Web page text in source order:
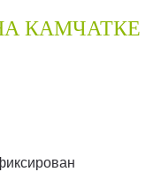
КАМЧАТКЕ